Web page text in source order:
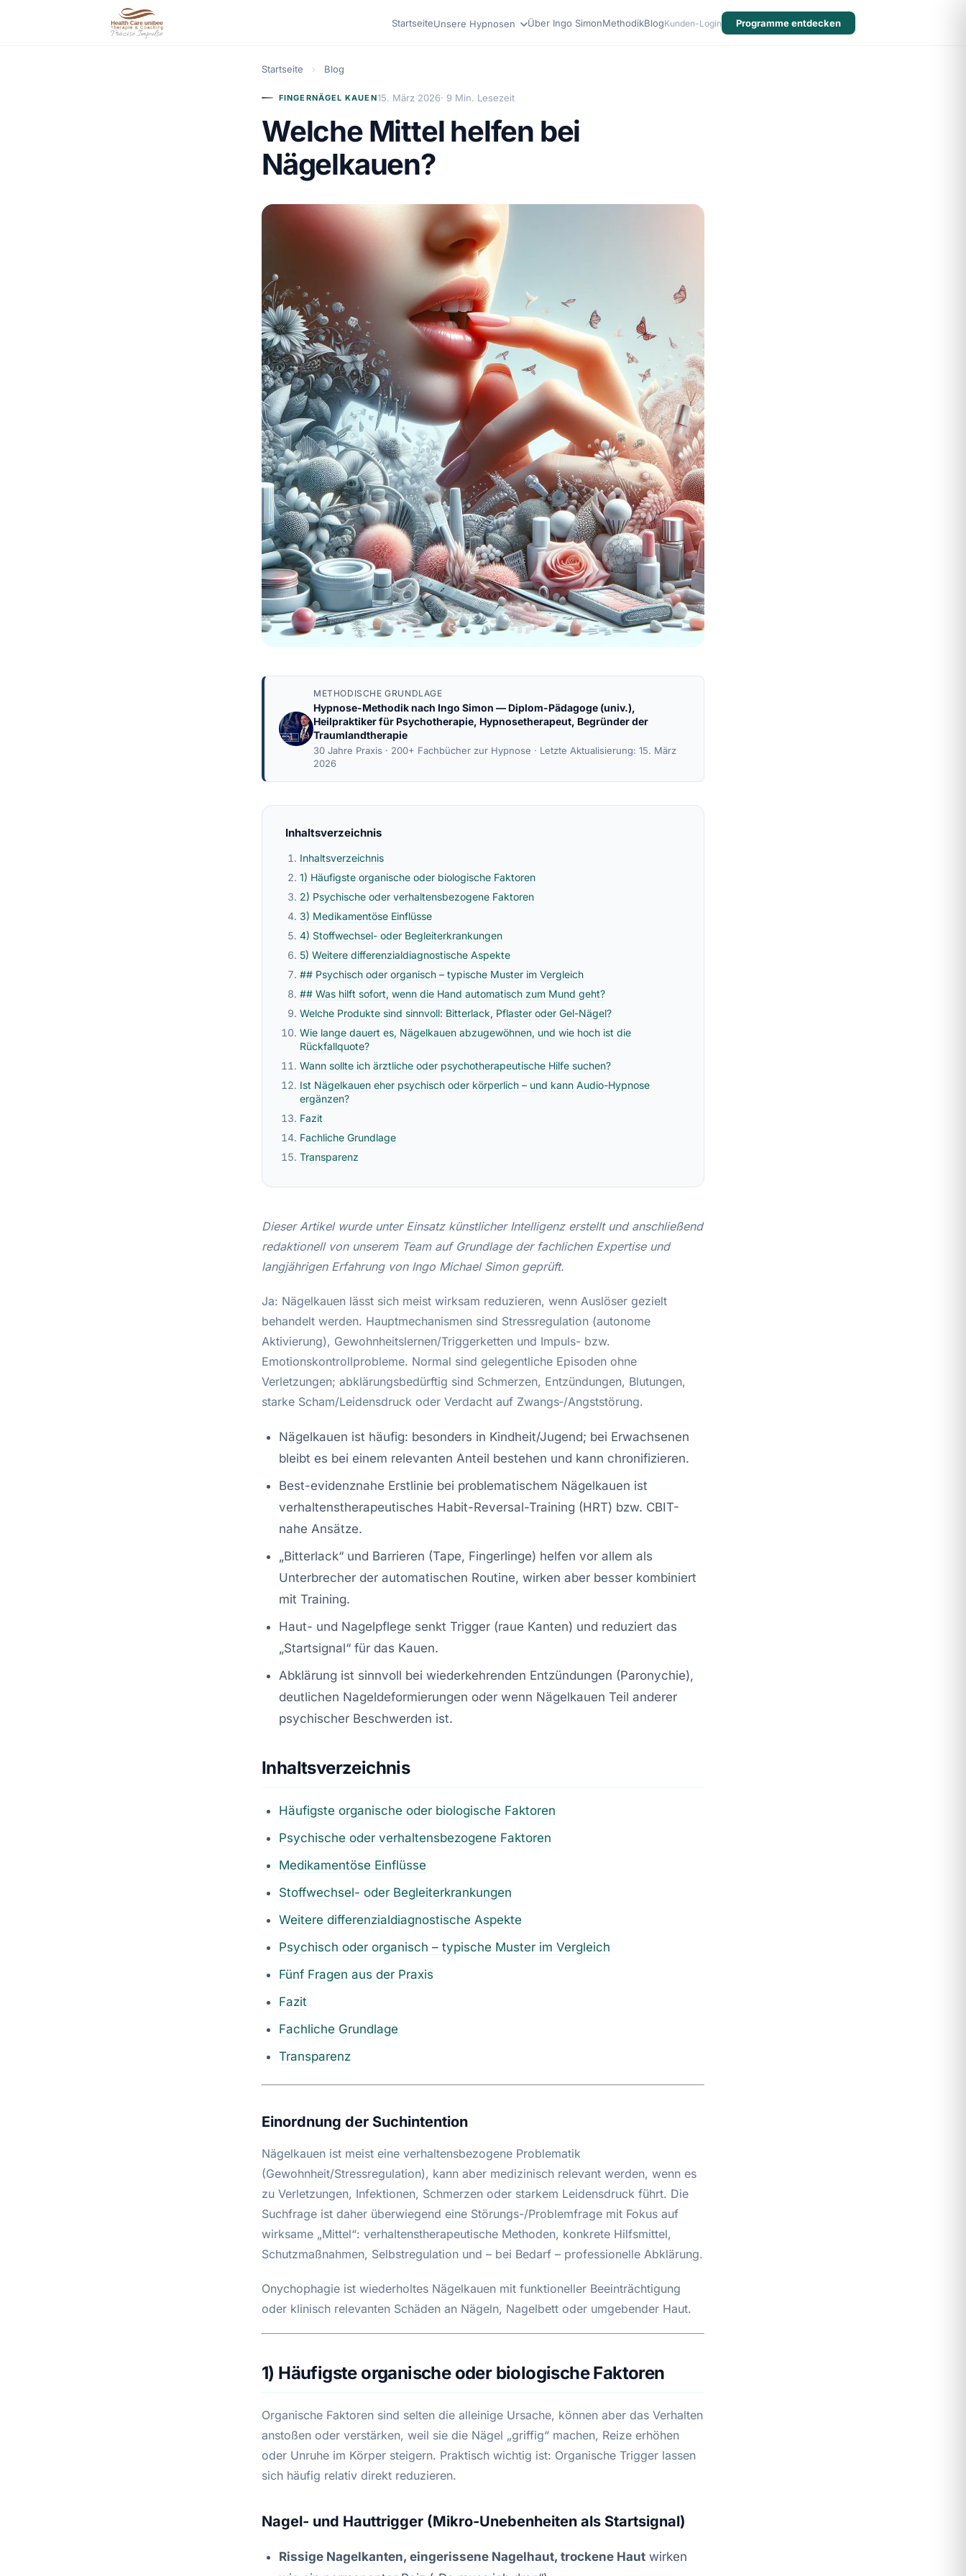
StartseiteUnsere Hypnosen Über Ingo SimonMethodikBlogKunden-Login Programme entdecken
Startseite › Blog
FINGERNÄGEL KAUEN15. März 2026· 9 Min. Lesezeit
Welche Mittel helfen bei
Nägelkauen?
METHODISCHE GRUNDLAGE
Hypnose-Methodik nach Ingo Simon — Diplom-Pädagoge (univ.),
Heilpraktiker für Psychotherapie, Hypnosetherapeut, Begründer der
Traumlandtherapie
30 Jahre Praxis · 200+ Fachbücher zur Hypnose · Letzte Aktualisierung: 15. März
2026
Inhaltsverzeichnis
Inhaltsverzeichnis
1) Häufigste organische oder biologische Faktoren
2) Psychische oder verhaltensbezogene Faktoren
3) Medikamentöse Einflüsse
4) Stoffwechsel- oder Begleiterkrankungen
5) Weitere differenzialdiagnostische Aspekte
## Psychisch oder organisch – typische Muster im Vergleich
## Was hilft sofort, wenn die Hand automatisch zum Mund geht?
Welche Produkte sind sinnvoll: Bitterlack, Pflaster oder Gel-Nägel?
Wie lange dauert es, Nägelkauen abzugewöhnen, und wie hoch ist die
Rückfallquote?
Wann sollte ich ärztliche oder psychotherapeutische Hilfe suchen?
Ist Nägelkauen eher psychisch oder körperlich – und kann Audio-Hypnose
ergänzen?
Fazit
Fachliche Grundlage
Transparenz
Dieser Artikel wurde unter Einsatz künstlicher Intelligenz erstellt und anschließend
redaktionell von unserem Team auf Grundlage der fachlichen Expertise und
langjährigen Erfahrung von Ingo Michael Simon geprüft.
Ja: Nägelkauen lässt sich meist wirksam reduzieren, wenn Auslöser gezielt
behandelt werden. Hauptmechanismen sind Stressregulation (autonome
Aktivierung), Gewohnheitslernen/Triggerketten und Impuls- bzw.
Emotionskontrollprobleme. Normal sind gelegentliche Episoden ohne
Verletzungen; abklärungsbedürftig sind Schmerzen, Entzündungen, Blutungen,
starke Scham/Leidensdruck oder Verdacht auf Zwangs‑/Angststörung.
Nägelkauen ist häufig: besonders in Kindheit/Jugend; bei Erwachsenen
bleibt es bei einem relevanten Anteil bestehen und kann chronifizieren.
Best-evidenznahe Erstlinie bei problematischem Nägelkauen ist
verhaltenstherapeutisches Habit-Reversal-Training (HRT) bzw. CBIT-
nahe Ansätze.
„Bitterlack“ und Barrieren (Tape, Fingerlinge) helfen vor allem als
Unterbrecher der automatischen Routine, wirken aber besser kombiniert
mit Training.
Haut- und Nagelpflege senkt Trigger (raue Kanten) und reduziert das
„Startsignal“ für das Kauen.
Abklärung ist sinnvoll bei wiederkehrenden Entzündungen (Paronychie),
deutlichen Nageldeformierungen oder wenn Nägelkauen Teil anderer
psychischer Beschwerden ist.
Inhaltsverzeichnis
Häufigste organische oder biologische Faktoren
Psychische oder verhaltensbezogene Faktoren
Medikamentöse Einflüsse
Stoffwechsel- oder Begleiterkrankungen
Weitere differenzialdiagnostische Aspekte
Psychisch oder organisch – typische Muster im Vergleich
Fünf Fragen aus der Praxis
Fazit
Fachliche Grundlage
Transparenz
Einordnung der Suchintention
Nägelkauen ist meist eine verhaltensbezogene Problematik
(Gewohnheit/Stressregulation), kann aber medizinisch relevant werden, wenn es
zu Verletzungen, Infektionen, Schmerzen oder starkem Leidensdruck führt. Die
Suchfrage ist daher überwiegend eine Störungs-/Problemfrage mit Fokus auf
wirksame „Mittel“: verhaltenstherapeutische Methoden, konkrete Hilfsmittel,
Schutzmaßnahmen, Selbstregulation und – bei Bedarf – professionelle Abklärung.
Onychophagie ist wiederholtes Nägelkauen mit funktioneller Beeinträchtigung
oder klinisch relevanten Schäden an Nägeln, Nagelbett oder umgebender Haut.
1) Häufigste organische oder biologische Faktoren
Organische Faktoren sind selten die alleinige Ursache, können aber das Verhalten
anstoßen oder verstärken, weil sie die Nägel „griffig“ machen, Reize erhöhen
oder Unruhe im Körper steigern. Praktisch wichtig ist: Organische Trigger lassen
sich häufig relativ direkt reduzieren.
Nagel- und Hauttrigger (Mikro-Unebenheiten als Startsignal)
Rissige Nagelkanten, eingerissene Nagelhaut, trockene Haut wirken